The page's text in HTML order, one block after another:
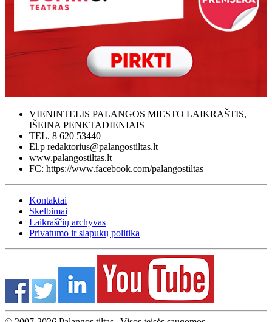
VIENINTELIS PALANGOS MIESTO LAIKRAŠTIS,
IŠEINA PENKTADIENIAIS
TEL. 8 620 53440
El.p redaktorius@palangostiltas.lt
www.palangostiltas.lt
FC: https://www.facebook.com/palangostiltas
Kontaktai
Skelbimai
Laikraščių archyvas
Privatumo ir slapukų politika